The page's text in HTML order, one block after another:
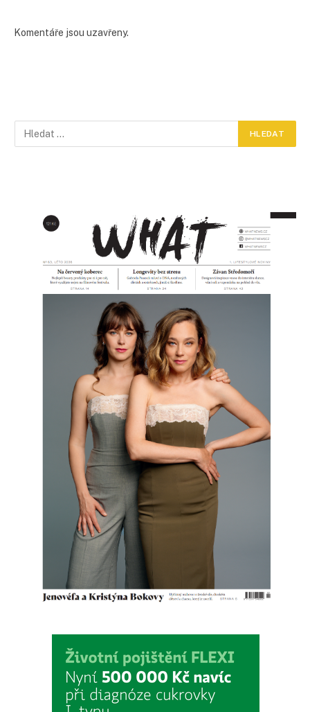
Komentáře jsou uzavřeny.